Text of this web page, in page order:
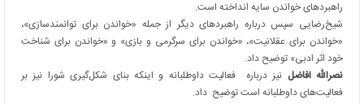
راهبردهای خواندن سایه انداخته است.
شیخ‌رضایی سپس درباره راهبردهای دیگر از جمله «خواندن برای توانمندسازی»،
«خواندن برای عقلانیت»، «خواندن برای سرگرمی و بازی» و «خواندن برای شناخت
خود اثر ادبی» توضیح داد.
نصرالله افاضل نیز درباره فعالیت داوطلبانه و اینکه بنای شکل‌گیری شورا نیز بر
فعالیت‌های داوطلبانه است توضیح داد.